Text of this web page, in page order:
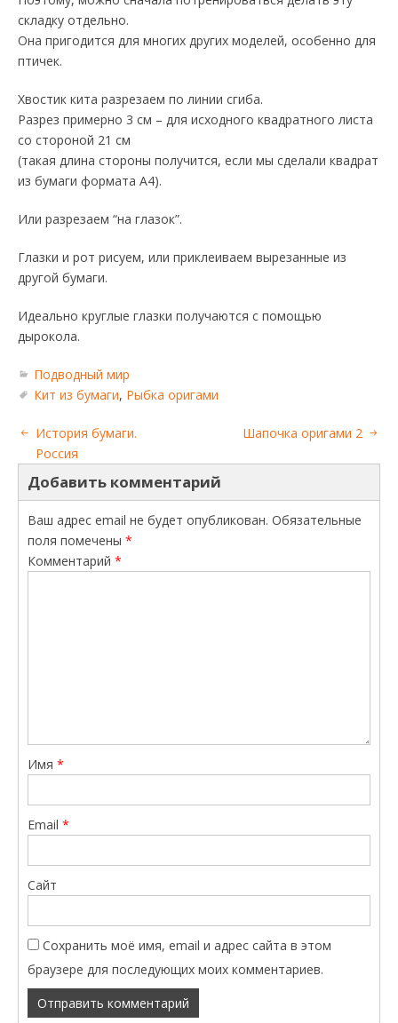
складку отдельно.
Она пригодится для многих других моделей, особенно для
птичек.
Хвостик кита разрезаем по линии сгиба.
Разрез примерно 3 см – для исходного квадратного листа
со стороной 21 см
(такая длина стороны получится, если мы сделали квадрат
из бумаги формата А4).
Или разрезаем “на глазок”.
Глазки и рот рисуем, или приклеиваем вырезанные из
другой бумаги.
Идеально круглые глазки получаются с помощью
дырокола.
Подводный мир
Кит из бумаги, Рыбка оригами
История бумаги.
Россия
Шапочка оригами 2
Добавить комментарий
Ваш адрес email не будет опубликован. Обязательные
поля помечены *
Комментарий *
Имя *
Email *
Сайт
Сохранить моё имя, email и адрес сайта в этом
браузере для последующих моих комментариев.